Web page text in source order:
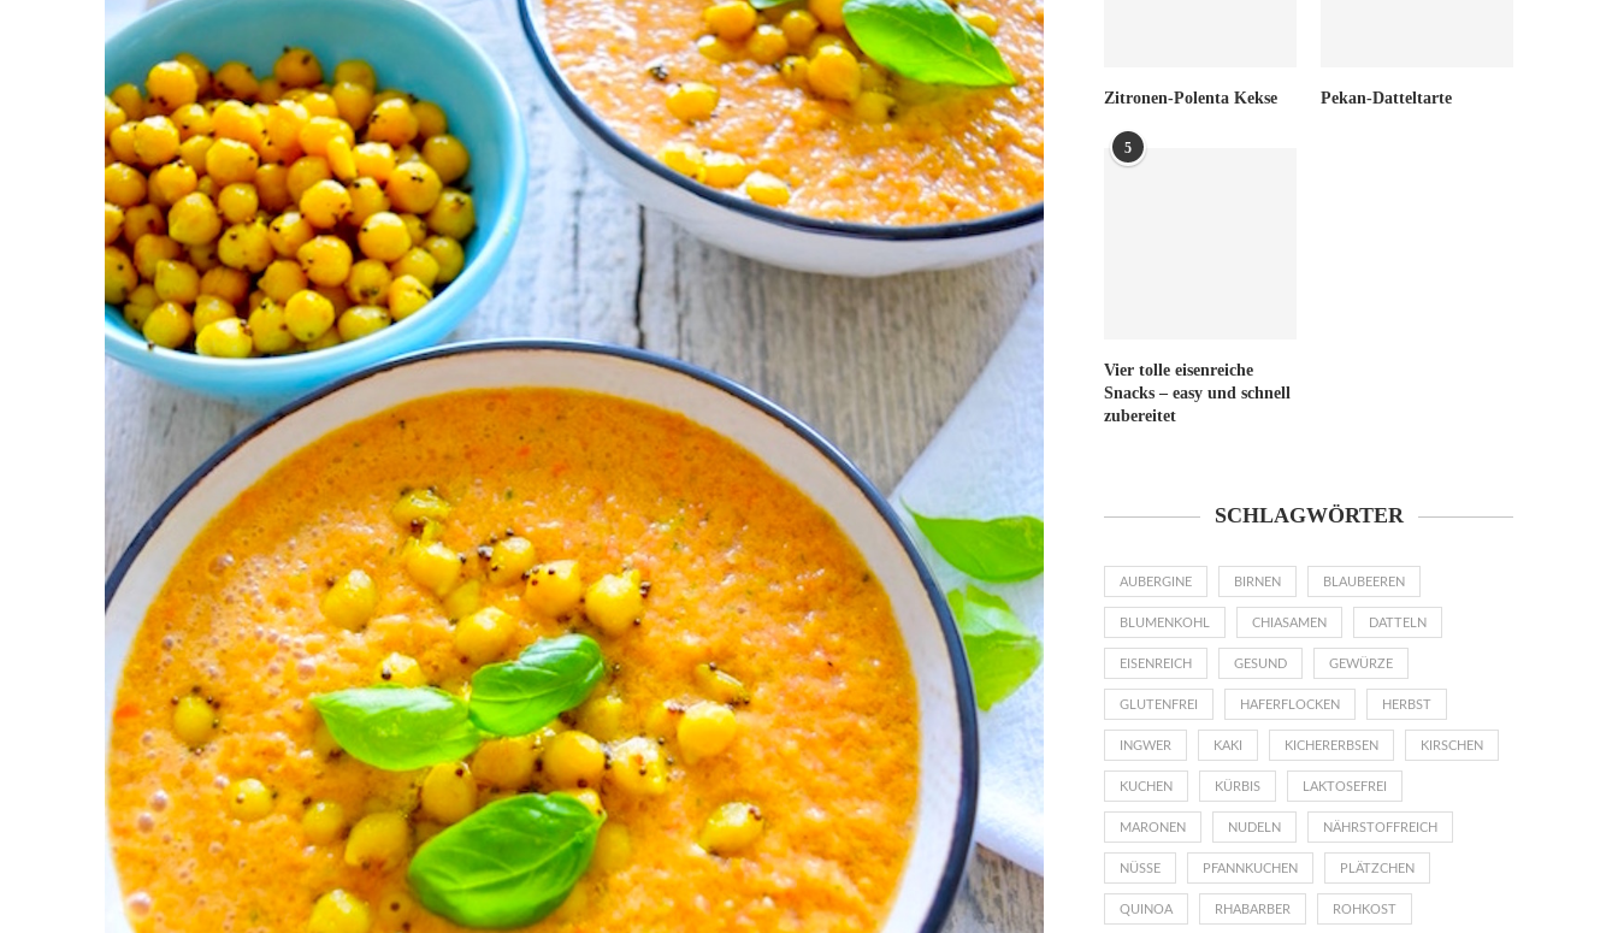
Zitronen-Polenta Kekse Pekan-Datteltarte
5
Vier tolle eisenreiche
Snacks – easy und schnell
zubereitet
SCHLAGWÖRTER
AUBERGINE BIRNEN BLAUBEEREN
BLUMENKOHL CHIASAMEN DATTELN
EISENREICH GESUND GEWÜRZE
GLUTENFREI HAFERFLOCKEN HERBST
INGWER KAKI KICHERERBSEN KIRSCHEN
KUCHEN KÜRBIS LAKTOSEFREI
MARONEN NUDELN NÄHRSTOFFREICH
NÜSSE PFANNKUCHEN PLÄTZCHEN
QUINOA RHABARBER ROHKOST